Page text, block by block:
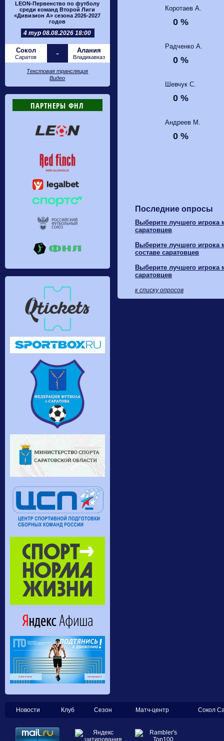
LEON-Первенство по футболу
среди команд Второй Лиги
«Дивизион А» сезона 2026-2027
годов
4 тур 08.08.2026 18:00
Сокол
Саратов - Алания
Владикавказ
Текстовая трансляция
Видео
ПАРТНЕРЫ ФНЛ
Коротаев А.
0 %
Радченко А.
0 %
Шевчук С.
0 %
Андреев М.
0 %
Последние опросы
Выберите лучшего игрока
саратовцев
Выберите лучшего
составе саратовцев
Выберите лучшего игрока
саратовцев
к списку опросов
Новости Клуб Сезон Матч-центр Сокол